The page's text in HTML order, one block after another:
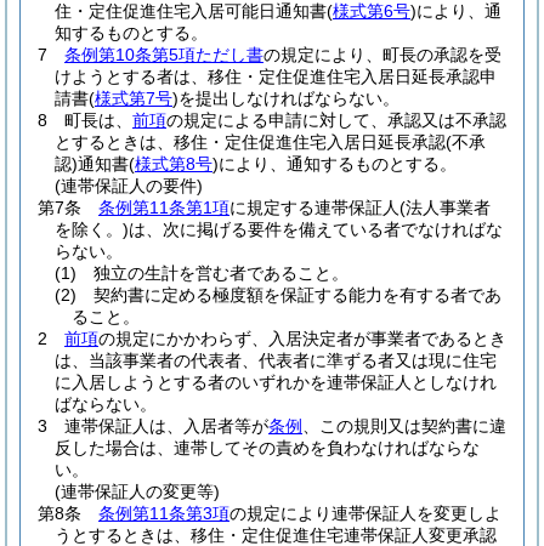
住・定住促進住宅入居可能日通知書(様式第6号)により、通
知するものとする。
7
条例第10条第5項ただし書の規定により、町長の承認を受
けようとする者は、移住・定住促進住宅入居日延長承認申
請書(様式第7号)を提出しなければならない。
8
町長は、 前項の規定による申請に対して、承認又は不承認
とするときは、移住・定住促進住宅入居日延長承認(不承
認)通知書(様式第8号)により、通知するものとする。
(連帯保証人の要件)
第7条
条例第11条第1項に規定する連帯保証人(法人事業者
を除く。)は、次に掲げる要件を備えている者でなければな
らない。
(1)
独立の生計を営む者であること。
(2)
契約書に定める極度額を保証する能力を有する者であ
ること。
2
前項の規定にかかわらず、入居決定者が事業者であるとき
は、当該事業者の代表者、代表者に準ずる者又は現に住宅
に入居しようとする者のいずれかを連帯保証人としなけれ
ばならない。
3
連帯保証人は、入居者等が条例
、この規則又は契約書に違
反した場合は、連帯してその責めを負わなければならな
い。
(連帯保証人の変更等)
第8条
条例第11条第3項の規定により連帯保証人を変更しよ
うとするときは、移住・定住促進住宅連帯保証人変更承認